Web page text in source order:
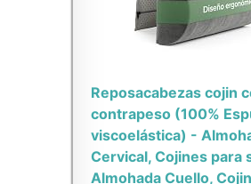
Reposacabezas cojin
contrapeso (100%
viscoelástica) -
Cervical, Cojines para
Almohada Cuello,